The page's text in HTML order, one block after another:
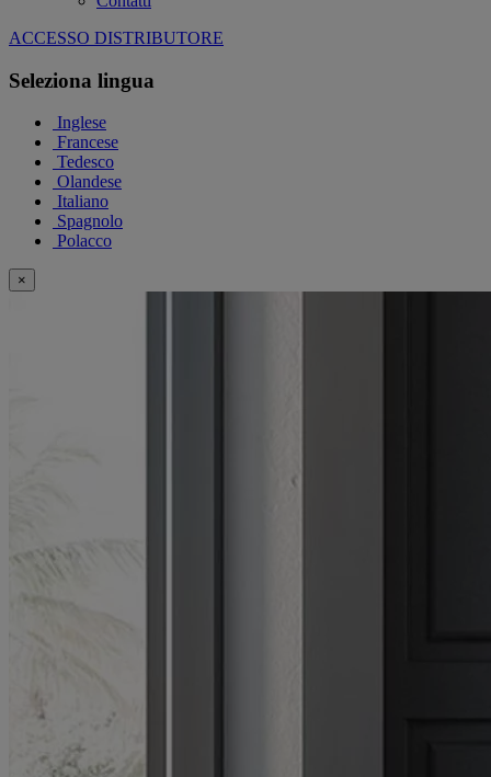
ACCESSO DISTRIBUTORE
Seleziona lingua
Inglese
Francese
Tedesco
Olandese
Italiano
Spagnolo
Polacco
×